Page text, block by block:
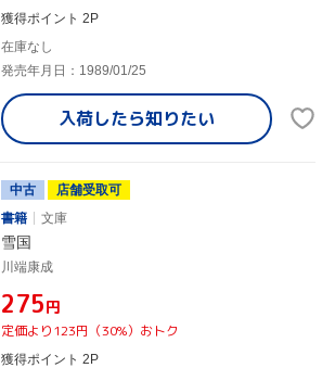
獲得ポイント 2P
在庫なし
発売年月日：1989/01/25
入荷したら知りたい
中古
店舗受取可
書籍
文庫
雪国
川端康成
¥275円
定価より123円（30%）おトク
獲得ポイント 2P